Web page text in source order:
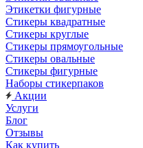
Этикетки фигурные
Стикеры квадратные
Стикеры круглые
Стикеры прямоугольные
Стикеры овальные
Стикеры фигурные
Наборы стикерпаков
Акции
Услуги
Блог
Отзывы
Как купить